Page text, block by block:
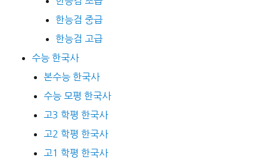
한능검 중급
한능검 고급
수능 한국사
본수능 한국사
수능 모평 한국사
고3 학평 한국사
고2 학평 한국사
고1 학평 한국사